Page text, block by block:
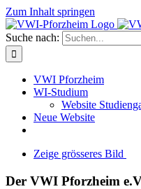
Zum Inhalt springen
Suche nach:
VWI Pforzheim
WI-Studium
Website
Neue Website
Zeige grösseres Bild
Der VWI Pforzheim